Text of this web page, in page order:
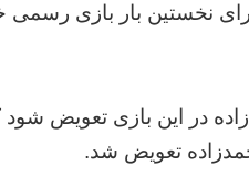
نخستین بار بازی رسمی
در این بازی تعویض
تعویض شد.